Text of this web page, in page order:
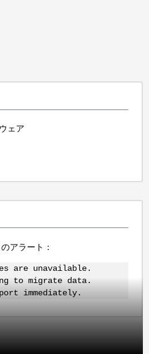
ェア
アラート：
are unavailable.
to migrate data.
immediately.